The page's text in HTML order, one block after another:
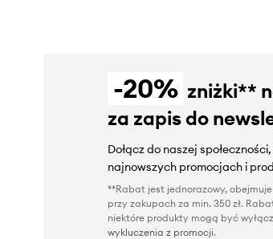
-20% zniżki**
za zapis do
Dołącz do naszej
najnowszych promocjach i
**Rabat jest jednorazowy,
przy zakupach za min. 350 zł.
niektóre produkty mogą być
wykluczenia z promocji.